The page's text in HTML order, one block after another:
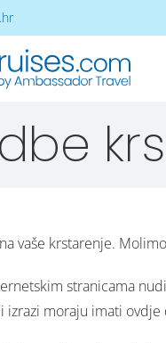
M/S
M/S
M/S
M/S
vaše krstarenje.
stranicama
moraju imati ovdje